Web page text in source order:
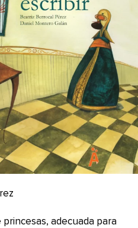
adecuada para